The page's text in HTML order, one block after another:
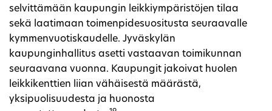
selvittämään kaupungin leikkiympäristöjen tilaa
sekä laatimaan toimenpidesuositusta seuraavalle
kymmenvuotiskaudelle. Jyväskylän
kaupunginhallitus asetti vastaavan toimikunnan
seuraavana vuonna. Kaupungit jakoivat huolen
leikkikenttien liian vähäisestä määrästä,
yksipuolisuudesta ja huonosta